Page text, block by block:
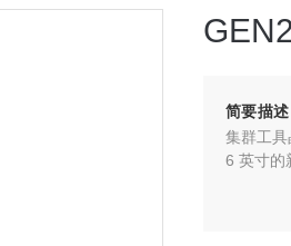
简要描
集群工
6 英寸的